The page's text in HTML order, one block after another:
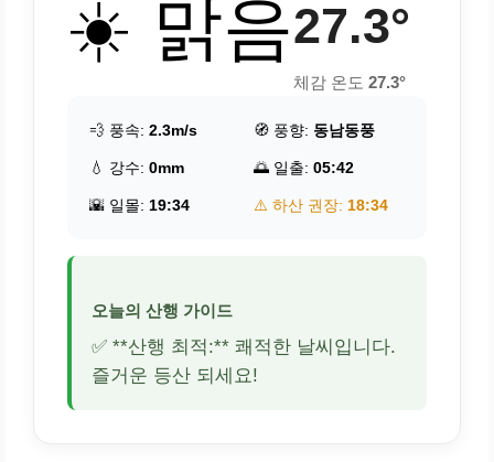
☀️ 맑음27.3°
체감 온도 27.3°
💨 풍속: 2.3m/s 🧭 풍향: 동남동풍
💧 강수: 0mm 🌅 일출: 05:42
🌇 일몰: 19:34 ⚠️ 하산 권장: 18:34
오늘의 산행 가이드
✅ **산행 최적:** 쾌적한 날씨입니다.
즐거운 등산 되세요!